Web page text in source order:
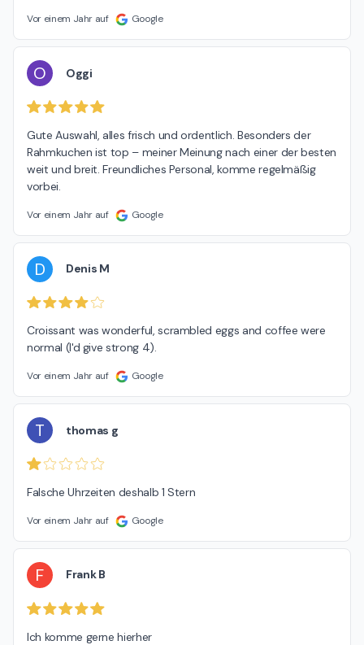
Vor einem Jahr auf Google
O Oggi
Gute Auswahl, alles frisch und ordentlich. Besonders der
Rahmkuchen ist top – meiner Meinung nach einer der besten
weit und breit. Freundliches Personal, komme regelmäßig
vorbei.
Vor einem Jahr auf Google
D Denis M
Croissant was wonderful, scrambled eggs and coffee were
normal (I'd give strong 4).
Vor einem Jahr auf Google
T thomas g
Falsche Uhrzeiten deshalb 1 Stern
Vor einem Jahr auf Google
F Frank B
Ich komme gerne hierher